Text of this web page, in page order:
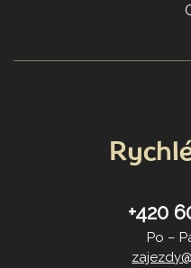
+420
Po –